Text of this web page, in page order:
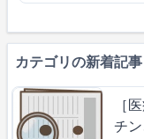
カテゴリの新着記事
［
チ